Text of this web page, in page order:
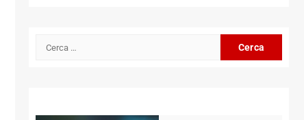
Ricerca